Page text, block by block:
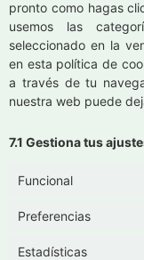
pronto como hagas
usemos las
seleccionado en la
en esta política de
a través de tu
nuestra web puede
7.1 Gestiona tus
Funcional
Preferencias
Estadísticas